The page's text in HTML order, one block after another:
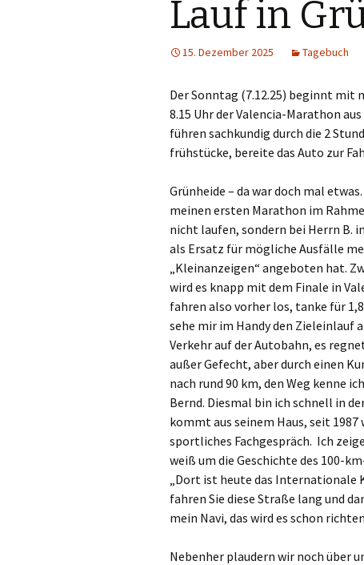
Lauf in
15. Dezember 2025 Tagebuch
Der Sonntag (7.12.25) beginnt mit
8.15 Uhr der Valencia-Marathon
führen sachkundig durch die 2
frühstücke, bereite das Auto zur
Grünheide – da war doch mal
meinen ersten Marathon im
nicht laufen, sondern bei Herrn B.
als Ersatz für mögliche Ausfälle
„Kleinanzeigen“ angeboten hat.
wird es knapp mit dem Finale in
fahren also vorher los, tanke für
sehe mir im Handy den Zieleinlauf
Verkehr auf der Autobahn, es
außer Gefecht, aber durch einen
nach rund 90 km, den Weg kenne
Bernd. Diesmal bin ich schnell in
kommt aus seinem Haus, seit
sportliches Fachgespräch. Ich
weiß um die Geschichte des 100-
„Dort ist heute das Internationale
fahren Sie diese Straße lang und
mein Navi, das wird es schon
Nebenher plaudern wir noch über